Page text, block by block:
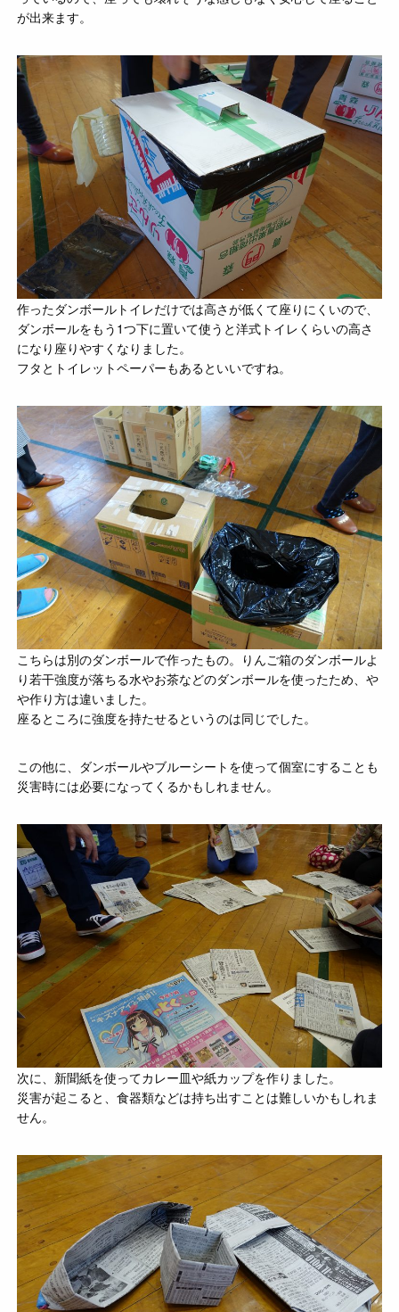
が出来ます。
作ったダンボールトイレだけでは高さが低くて座りにくいので、
ダンボールをもう1つ下に置いて使うと洋式トイレくらいの高さ
になり座りやすくなりました。
フタとトイレットペーパーもあるといいですね。
こちらは別のダンボールで作ったもの。りんご箱のダンボールよ
り若干強度が落ちる水やお茶などのダンボールを使ったため、や
や作り方は違いました。
座るところに強度を持たせるというのは同じでした。
この他に、ダンボールやブルーシートを使って個室にすることも
災害時には必要になってくるかもしれません。
次に、新聞紙を使ってカレー皿や紙カップを作りました。
災害が起こると、食器類などは持ち出すことは難しいかもしれま
せん。